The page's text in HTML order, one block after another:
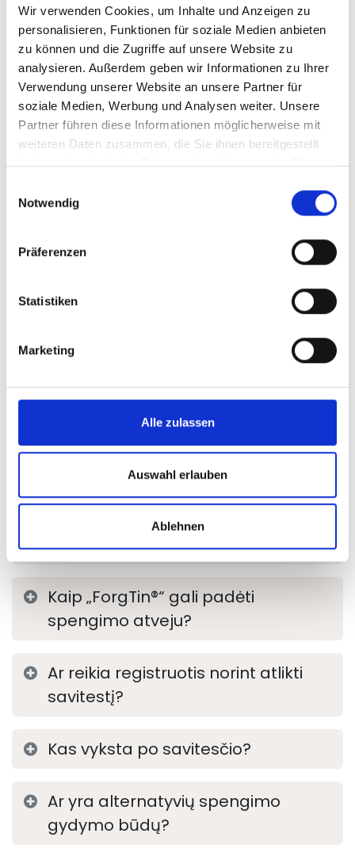
Wir verwenden Cookies, um Inhalte und Anzeigen zu
personalisieren, Funktionen für soziale Medien anbieten
zu können und die Zugriffe auf unsere Website zu
analysieren. Außerdem geben wir Informationen zu Ihrer
Verwendung unserer Website an unsere Partner für
soziale Medien, Werbung und Analysen weiter. Unsere
Partner führen diese Informationen möglicherweise mit
weiteren Daten zusammen, die Sie ihnen bereitgestellt
haben oder die sie im Rahmen Ihrer Nutzung der Dienste
Notwendig
Präferenzen
Statistiken
Marketing
Alle zulassen
Auswahl erlauben
Ablehnen
Individualus sprendimas
Atlikite testą ir sužinokite, ar „ForgTin®“
Jums tinka – su atitinkamais tolimesniais
žingsniais!
Jūsų klausimai – mūsų
Kas yra „ForgTin®“ spengimo
ausyse savitestis?
Kiek laiko trunka savitestis?
Ar savitestis nemokamas?
Ar savitestis yra medicininė
diagnozė?
Kaip „ForgTin®“ gali padėti
spengimo atveju?
Ar reikia registruotis norint atlikti
savitestį?
Kas vyksta po savitesčio?
Ar yra alternatyvių spengimo
gydymo būdų?